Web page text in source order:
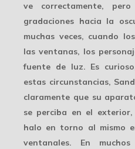
ve correctamente,
gradaciones hacia la
muchas veces, cuando
las ventanas, los
fuente de luz. Es
estas circunstancias,
claramente que su
se perciba en el
halo en torno al mismo
ventanales. En